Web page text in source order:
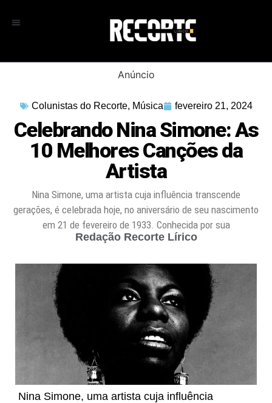
Anúncio
Colunistas do Recorte, Música fevereiro 21, 2024
Celebrando Nina Simone: As
10 Melhores Canções da
Artista
Nina Simone, uma artista cuja influência transcende
gerações, é celebrada hoje, no aniversário de seu nascimento
em 21 de fevereiro de 1933. Conhecida por sua
Redação Recorte Lírico
Nina Simone, uma artista cuja influência